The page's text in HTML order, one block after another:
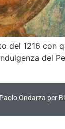
1216 con
del
Ondarza per